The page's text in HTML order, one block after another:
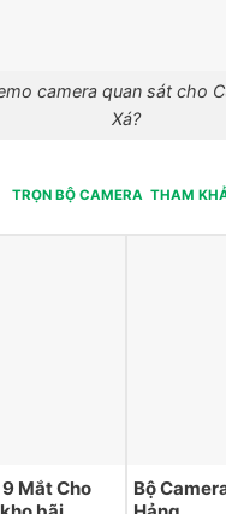
camera quan sát cho
Xá?
TRỌN BỘ CAMERA THAM
Mắt Cho
Bộ